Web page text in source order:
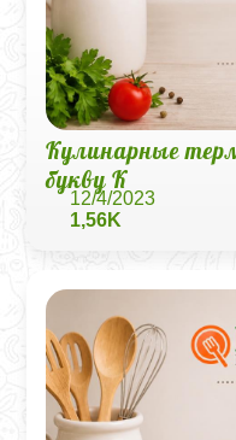
Кулинарные
букву К
12/4/2023
1,56K